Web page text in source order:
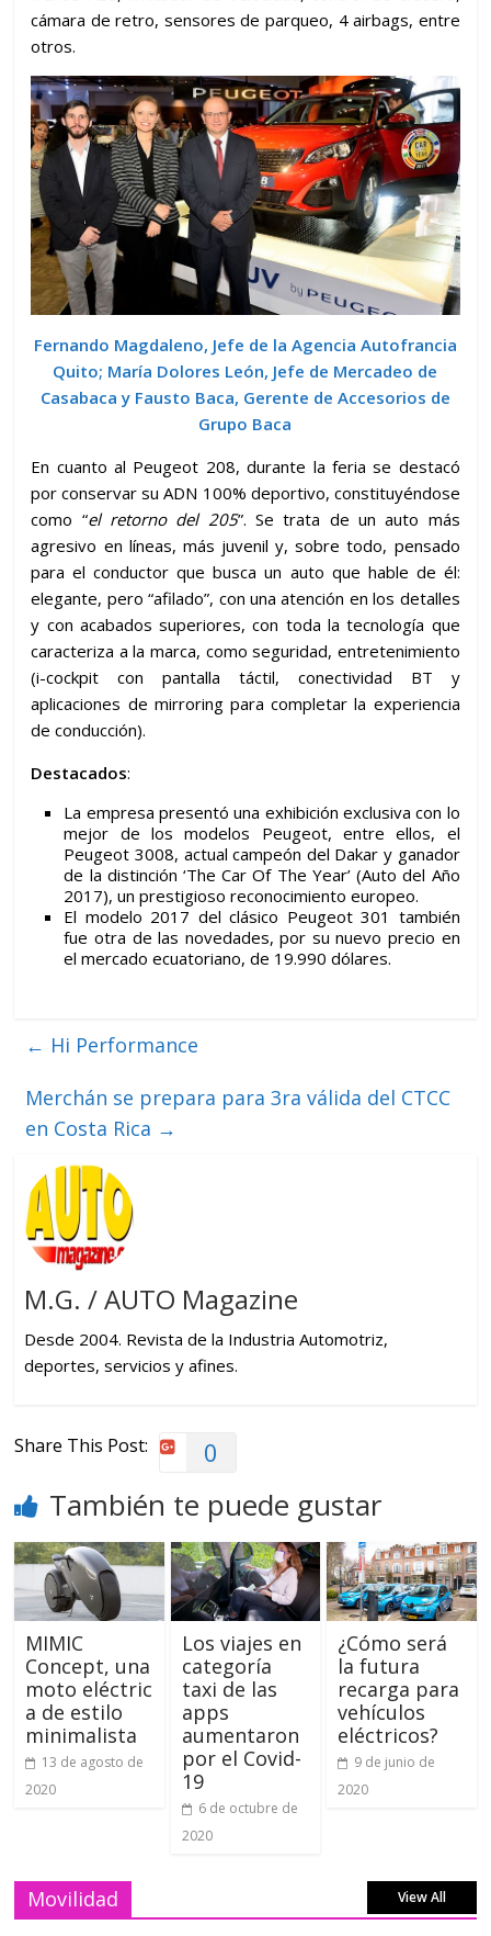
cámara de retro, sensores de parqueo, 4 airbags, entre
otros.
Fernando Magdaleno, Jefe de la Agencia Autofrancia
Quito; María Dolores León, Jefe de Mercadeo de
Casabaca y Fausto Baca, Gerente de Accesorios de
Grupo Baca
En cuanto al Peugeot 208, durante la feria se destacó
por conservar su ADN 100% deportivo, constituyéndose
como “el retorno del 205”. Se trata de un auto más
agresivo en líneas, más juvenil y, sobre todo, pensado
para el conductor que busca un auto que hable de él:
elegante, pero “afilado”, con una atención en los detalles
y con acabados superiores, con toda la tecnología que
caracteriza a la marca, como seguridad, entretenimiento
(i-cockpit con pantalla táctil, conectividad BT y
aplicaciones de mirroring para completar la experiencia
de conducción).
Destacados:
La empresa presentó una exhibición exclusiva con lo
mejor de los modelos Peugeot, entre ellos, el
Peugeot 3008, actual campeón del Dakar y ganador
de la distinción ‘The Car Of The Year’ (Auto del Año
2017), un prestigioso reconocimiento europeo.
El modelo 2017 del clásico Peugeot 301 también
fue otra de las novedades, por su nuevo precio en
el mercado ecuatoriano, de 19.990 dólares.
← Hi Performance
Merchán se prepara para 3ra válida del CTCC
en Costa Rica →
M.G. / AUTO Magazine
Desde 2004. Revista de la Industria Automotriz,
deportes, servicios y afines.
Share This Post: 0
También te puede gustar
MIMIC
Concept, una
moto eléctric
a de estilo
minimalista
13 de agosto de
2020
Los viajes en
categoría
taxi de las
apps
aumentaron
por el Covid-
19
6 de octubre de
2020
¿Cómo será
la futura
recarga para
vehículos
eléctricos?
9 de junio de
2020
Movilidad View All